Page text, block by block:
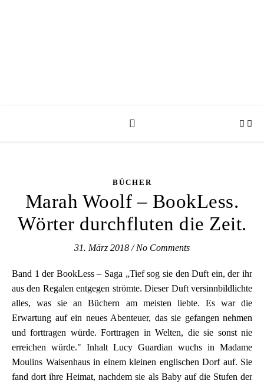
BÜCHER
Marah Woolf – BookLess.
Wörter durchfluten die Zeit.
31. März 2018 / No Comments
Band 1 der BookLess – Saga „Tief sog sie den Duft ein, der ihr
aus den Regalen entgegen strömte. Dieser Duft versinnbildlichte
alles, was sie an Büchern am meisten liebte. Es war die
Erwartung auf ein neues Abenteuer, das sie gefangen nehmen
und forttragen würde. Forttragen in Welten, die sie sonst nie
erreichen würde." Inhalt Lucy Guardian wuchs in Madame
Moulins Waisenhaus in einem kleinen englischen Dorf auf. Sie
fand dort ihre Heimat, nachdem sie als Baby auf die Stufen der